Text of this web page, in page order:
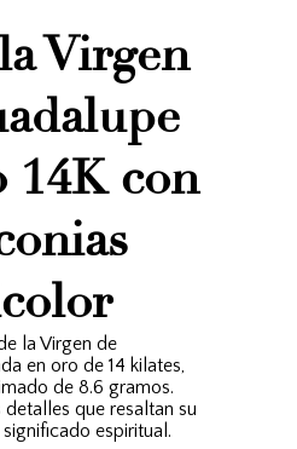
Virgen
14K con
la Virgen de
en oro de 14 kilates,
de 8.6 gramos.
que resaltan su
espiritual.